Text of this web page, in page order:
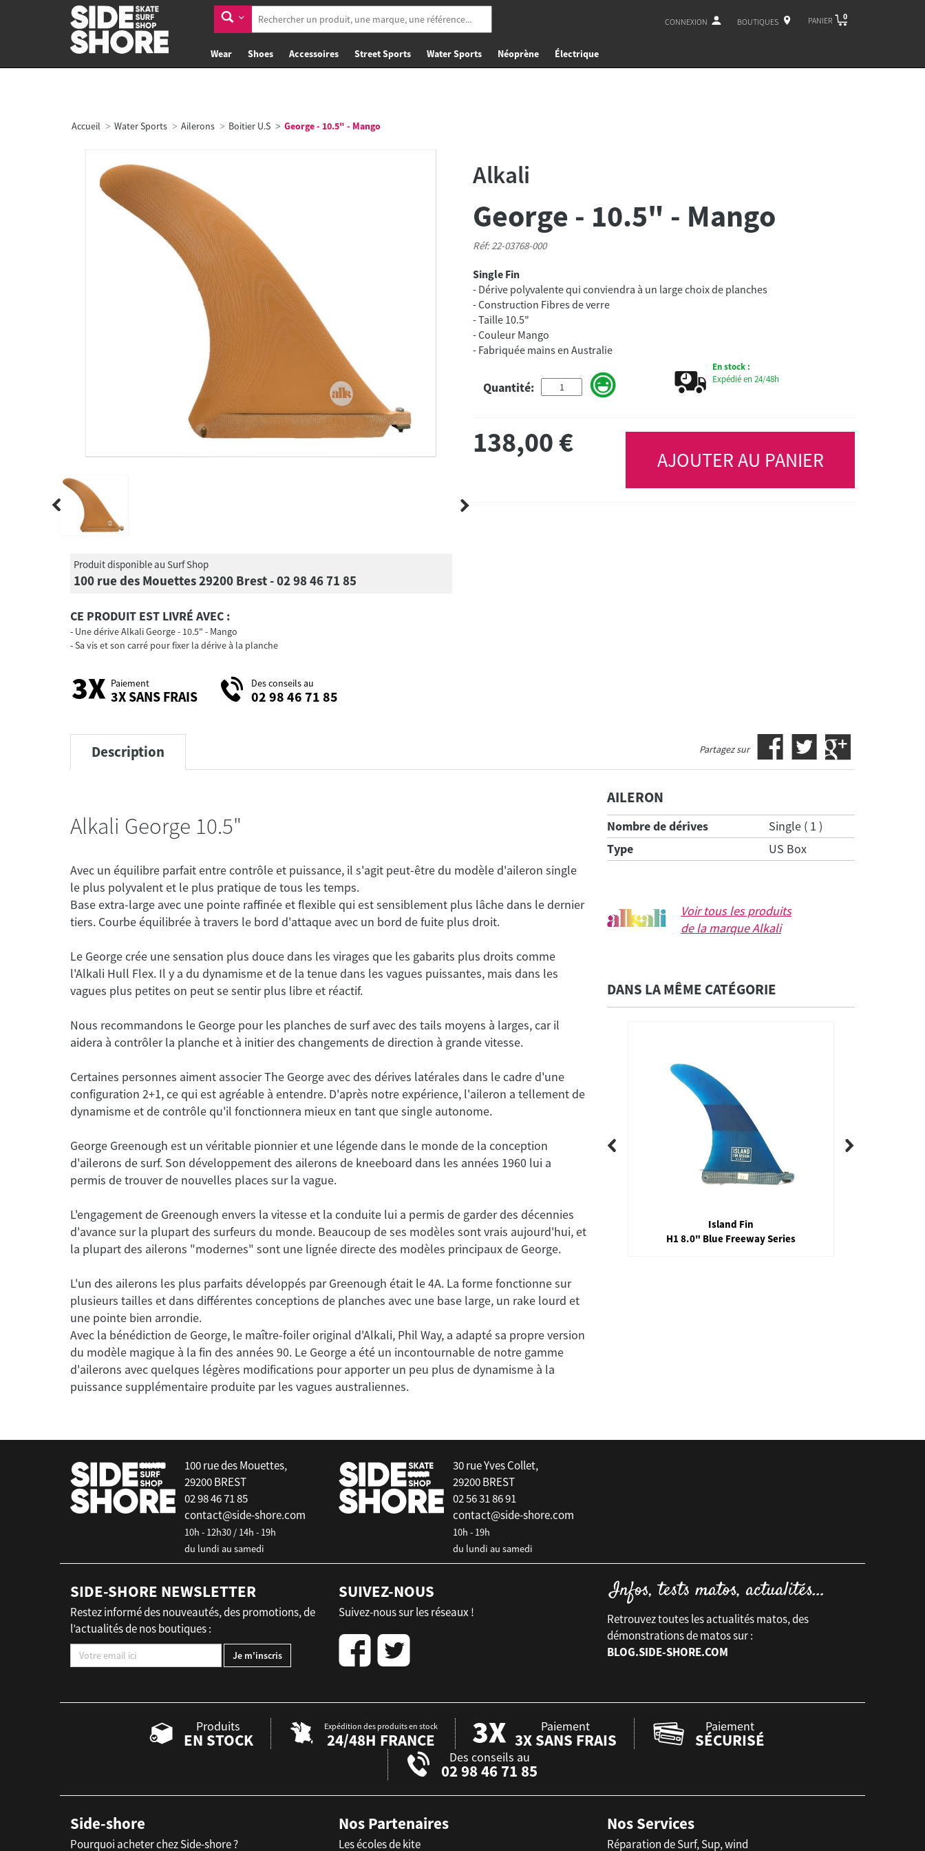
CONNEXION BOUTIQUES PANIER 0
Wear Shoes Accessoires Street Sports Water Sports Néoprène Électrique
Accueil Water Sports Ailerons Boitier U.S George - 10.5" - Mango
Produit disponible au Surf Shop
100 rue des Mouettes 29200 Brest - 02 98 46 71 85
CE PRODUIT EST LIVRÉ AVEC :
Une dérive Alkali George - 10.5" - Mango
Sa vis et son carré pour fixer la dérive à la planche
Paiement
3X SANS FRAIS
Des conseils au
02 98 46 71 85
Alkali
George - 10.5" - Mango
Réf: 22-03768-000
Single Fin
- Dérive polyvalente qui conviendra à un large choix de planches
- Construction Fibres de verre
- Taille 10.5"
- Couleur Mango
- Fabriquée mains en Australie
Quantité:
En stock :
Expédié en 24/48h
138,00€
AJOUTER AU PANIER
Partagez sur
Description
Alkali George 10.5"
Avec un équilibre parfait entre contrôle et puissance, il s'agit peut-être du modèle d'aileron single
le plus polyvalent et le plus pratique de tous les temps.
Base extra-large avec une pointe raffinée et flexible qui est sensiblement plus lâche dans le dernier
Le George crée une sensation plus douce dans les virages que les gabarits plus droits comme
l'Alkali Hull Flex. Il y a du dynamisme et de la tenue dans les vagues puissantes, mais dans les
Nous recommandons le George pour les planches de surf avec des tails moyens à larges, car il
Certaines personnes aiment associer The George avec des dérives latérales dans le cadre d'une
configuration 2+1, ce qui est agréable à entendre. D'après notre expérience, l'aileron a tellement de
George Greenough est un véritable pionnier et une légende dans le monde de la conception
d'ailerons de surf. Son développement des ailerons de kneeboard dans les années 1960 lui a
L'engagement de Greenough envers la vitesse et la conduite lui a permis de garder des décennies
d'avance sur la plupart des surfeurs du monde. Beaucoup de ses modèles sont vrais aujourd'hui, et
L'un des ailerons les plus parfaits développés par Greenough était le 4A. La forme fonctionne sur
plusieurs tailles et dans différentes conceptions de planches avec une base large, un rake lourd et
une pointe bien arrondie.
Avec la bénédiction de George, le maître-foiler original d'Alkali, Phil Way, a adapté sa propre version
du modèle magique à la fin des années 90. Le George a été un incontournable de notre gamme
d'ailerons avec quelques légères modifications pour apporter un peu plus de dynamisme à la
puissance supplémentaire produite par les vagues australiennes.
AILERON
Nombre de dérives
Single ( 1 )
Type
US Box
Voir tous les produits
de la marqueAlkali
DANS LA MÊME CATÉGORIE
Deflow
Cream - 10.5"
FCS II Clique 8" PG Clear
Island Fin
H1 8.0" Blue Freeway Series
100 rue des Mouettes,
29200 BREST
02 98 46 71 85
contact@side-shore.com
10h - 12h30 / 14h - 19h
du lundi au samedi
30 rue Yves Collet,
29200 BREST
02 56 31 86 91
contact@side-shore.com
10h - 19h
du lundi au samedi
SIDE-SHORE NEWSLETTER
Restez informé des nouveautés, des promotions, de
l’actualités de nos boutiques :
SUIVEZ-NOUS
Suivez-nous sur les réseaux !
Retrouvez toutes les actualités matos, des
démonstrations de matos sur :
BLOG.SIDE-SHORE.COM
Produits
EN STOCK
Expédition des produits en stock
24/48H FRANCE
Paiement
3X SANS FRAIS
Paiement
SÉCURISÉ
Des conseils au
02 98 46 71 85
Side-shore
Pourquoi acheter chez Side-shore ?
Nos Partenaires
Les écoles de kite
Nos Services
Réparation de Surf, Sup, wind